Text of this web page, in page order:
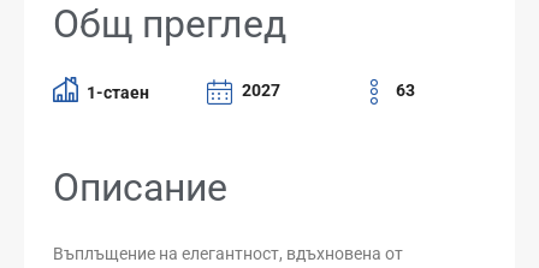
Общ преглед
1-стаен 2027 63
Описание
Въплъщение на елегантност, вдъхновена от